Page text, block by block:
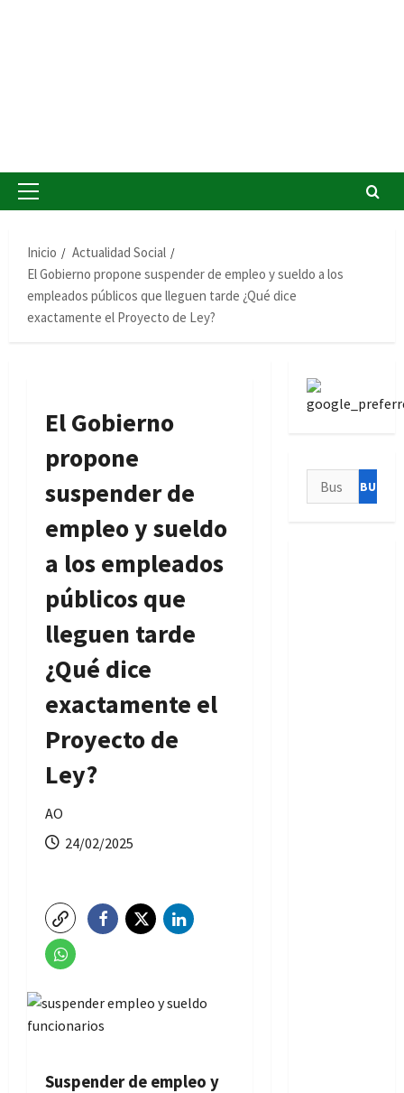
Menú
Inicio
Actualidad Social
El Gobierno propone suspender de empleo y sueldo a los
empleados públicos que lleguen tarde ¿Qué dice
exactamente el Proyecto de Ley?
El Gobierno
propone
suspender de
empleo y sueldo
a los empleados
públicos que
lleguen tarde
¿Qué dice
exactamente el
Proyecto de
Ley?
AO
24/02/2025
Suspender de empleo y
Buscar: